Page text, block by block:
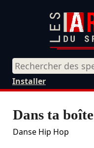
Installer
Dans ta boîte
Danse Hip Hop